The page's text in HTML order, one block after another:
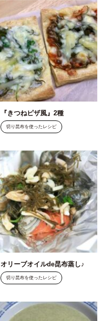
『きつねピザ風』2種
切り昆布を使ったレシピ
オリーブオイルde昆布蒸し♪
切り昆布を使ったレシピ